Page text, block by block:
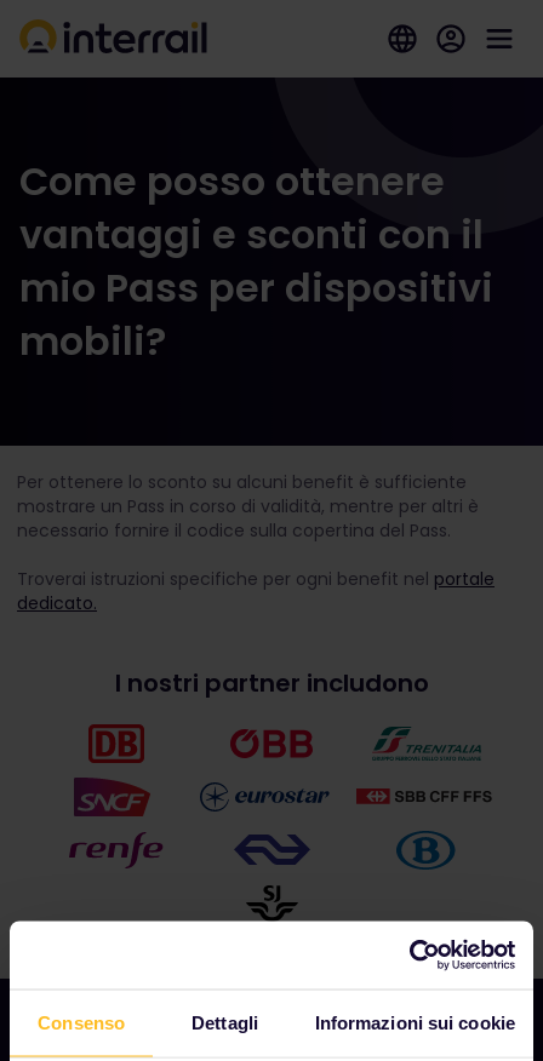
Consenso Dettagli Informazioni sui cookie
Come posso ottenere
vantaggi e sconti con il
mio Pass per dispositivi
mobili?
Per ottenere lo sconto su alcuni benefit è sufficiente
mostrare un Pass in corso di validità, mentre per altri è
necessario fornire il codice sulla copertina del Pass.
Troverai istruzioni specifiche per ogni benefit nel portale
dedicato.
I nostri partner includono